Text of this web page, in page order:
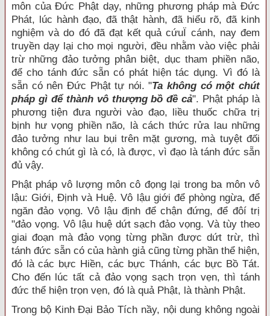
môn của Đức Phật dạy, những phương pháp mà Đức
Phát, lúc hành đạo, đã thật hành, đã hiểu rõ, đã kinh
nghiệm và do đó đã đạt kết quả cứuÏ cánh, nay đem
truyền dạy lại cho mọi người, đều nhằm vào việc phải
trừ những đảo tưởng phân biệt, dục tham phiền não,
để cho tánh đức sẵn có phát hiện tác dụng. Vì đó là
sẵn có nên Đức Phật tự nói. "Ta không có một chút
pháp gì để thành vô thượng bồ đề cả". Phật pháp là
phương tiện đưa người vào đạo, liều thuốc chữa trị
bịnh hư vọng phiền não, là cách thức rửa lau những
đảo tưởng như lau bụi trên mặt gương, mà tuyệt đối
không có chút gì là có, là được, vì đạo là tánh đức sẵn
đủ vậy.
Phật pháp vô lượng môn cô đọng lại trong ba môn vô
lậu: Giới, Định và Huệ. Vô lậu giới để phòng ngừa, để
ngăn đảo vọng. Vô lậu định để chận đứng, để đôí trị
"đảo vọng. Vô lậu huệ dứt sạch đảo vọng. Và tùy theo
giai đoạn mà đảo vọng từng phần được dứt trừ, thì
tánh đức sẵn có của hành giả cũng từng phần thể hiện,
đó là các bực Hiền, các bực Thánh, các bực Bồ Tát.
Cho đến lúc tất cả đảo vọng sạch trọn vẹn, thì tánh
đức thể hiện trọn vẹn, đó là quả Phật, là thành Phật.
Trong bộ Kinh Đại Bảo Tích nầy, nội dung không ngoài